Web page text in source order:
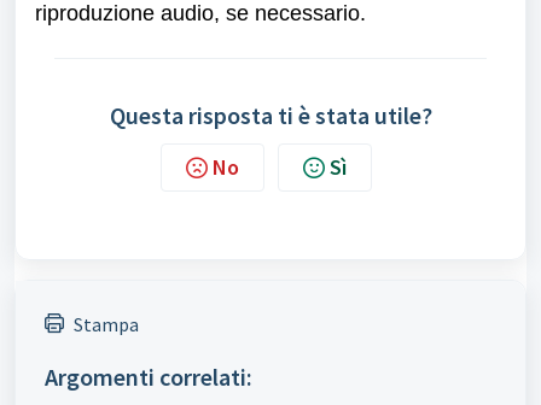
riproduzione audio, se necessario.
Questa risposta ti è stata utile?
No Sì
Stampa
Argomenti correlati: